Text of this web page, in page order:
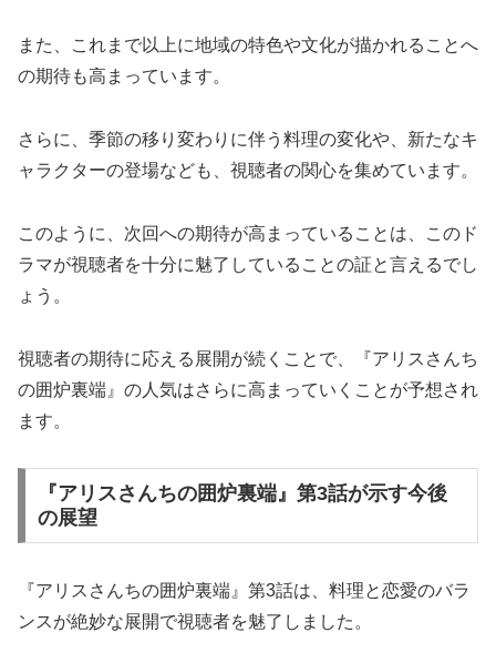
また、これまで以上に地域の特色や文化が描かれることへ
の期待も高まっています。
さらに、季節の移り変わりに伴う料理の変化や、新たなキ
ャラクターの登場なども、視聴者の関心を集めています。
このように、次回への期待が高まっていることは、このド
ラマが視聴者を十分に魅了していることの証と言えるでし
ょう。
視聴者の期待に応える展開が続くことで、『アリスさんち
の囲炉裏端』の人気はさらに高まっていくことが予想され
ます。
『アリスさんちの囲炉裏端』第3話が示す今後
の展望
『アリスさんちの囲炉裏端』第3話は、料理と恋愛のバラ
ンスが絶妙な展開で視聴者を魅了しました。